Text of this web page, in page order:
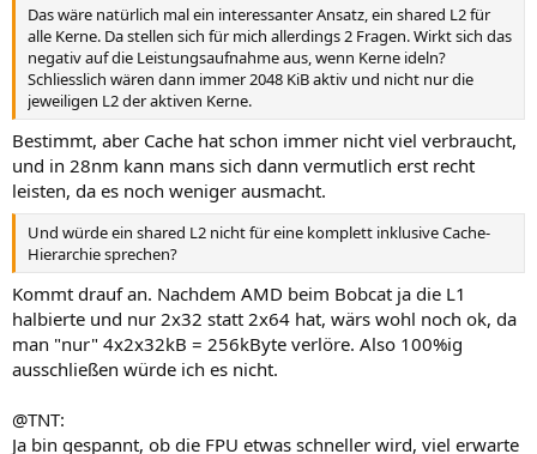
Das wäre natürlich mal ein interessanter Ansatz, ein shared L2 für
alle Kerne. Da stellen sich für mich allerdings 2 Fragen. Wirkt sich das
negativ auf die Leistungsaufnahme aus, wenn Kerne ideln?
Schliesslich wären dann immer 2048 KiB aktiv und nicht nur die
jeweiligen L2 der aktiven Kerne.
Bestimmt, aber Cache hat schon immer nicht viel verbraucht,
und in 28nm kann mans sich dann vermutlich erst recht
leisten, da es noch weniger ausmacht.
Und würde ein shared L2 nicht für eine komplett inklusive Cache-
Hierarchie sprechen?
Kommt drauf an. Nachdem AMD beim Bobcat ja die L1
halbierte und nur 2x32 statt 2x64 hat, wärs wohl noch ok, da
man "nur" 4x2x32kB = 256kByte verlöre. Also 100%ig
ausschließen würde ich es nicht.
@TNT:
Ja bin gespannt, ob die FPU etwas schneller wird, viel erwarte